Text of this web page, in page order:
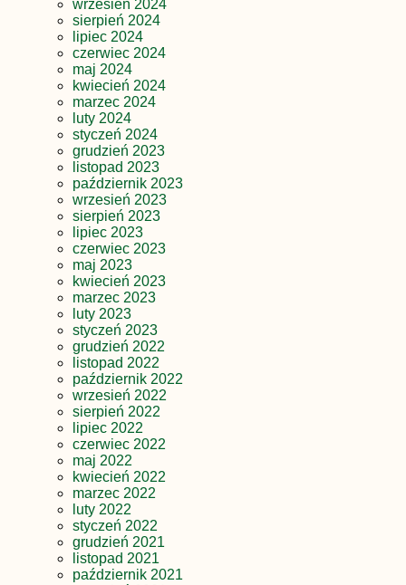
wrzesień 2024
sierpień 2024
lipiec 2024
czerwiec 2024
maj 2024
kwiecień 2024
marzec 2024
luty 2024
styczeń 2024
grudzień 2023
listopad 2023
październik 2023
wrzesień 2023
sierpień 2023
lipiec 2023
czerwiec 2023
maj 2023
kwiecień 2023
marzec 2023
luty 2023
styczeń 2023
grudzień 2022
listopad 2022
październik 2022
wrzesień 2022
sierpień 2022
lipiec 2022
czerwiec 2022
maj 2022
kwiecień 2022
marzec 2022
luty 2022
styczeń 2022
grudzień 2021
listopad 2021
październik 2021